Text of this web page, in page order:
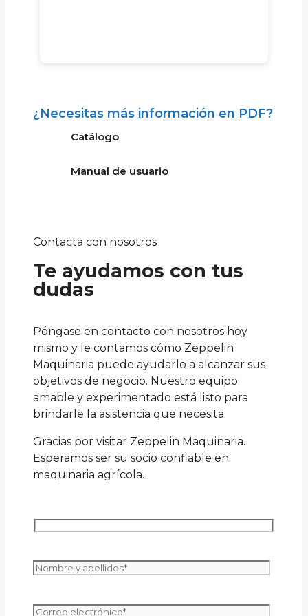
¿Necesitas más información en PDF?
Catálogo
Manual de usuario
Contacta con nosotros
Te ayudamos con tus
dudas
Póngase en contacto con nosotros hoy
mismo y le contamos cómo Zeppelin
Maquinaria puede ayudarlo a alcanzar sus
objetivos de negocio. Nuestro equipo
amable y experimentado está listo para
brindarle la asistencia que necesita.
Gracias por visitar Zeppelin Maquinaria.
Esperamos ser su socio confiable en
maquinaria agrícola.